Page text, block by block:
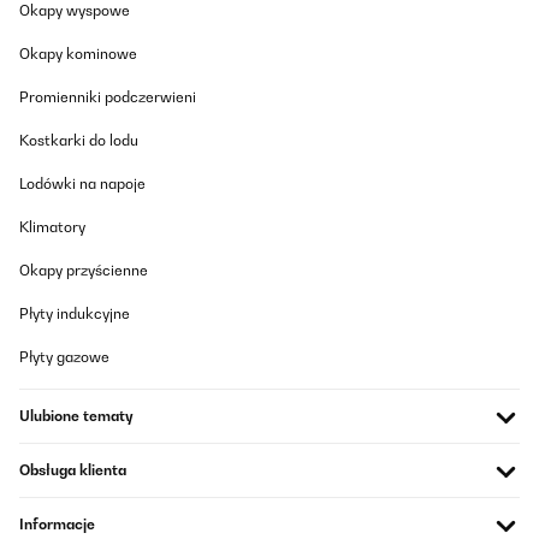
Tłumacz
infrarrojos, no calienta el aire como un calefactor tradicional,
cómodo y no reseca el ambiente.Los 700 W rinden bien, pero es
par de metros. Por eso es ideal colocarlo en la zona superior del
directa. Si lo instalas a tres metros o más, la sensación térmica
disminuye bastante y no calienta tanto la estancia.La
programarlo o ajustar la temperatura desde el móvil. La
ventilador, es totalmente silencioso, perfecto para trabajar, leer
pared no ocupa espacio. La instalación es sencilla y el panel
frontal se limpia fácilmente.En conjunto, un radiador muy
directo y agradable, y la comodidad de controlarlo desde el
Okapy wyspowe
Okapy kominowe
Promienniki podczerwieni
Kostkarki do lodu
Lodówki na napoje
Klimatory
Okapy przyścienne
Płyty indukcyjne
Płyty gazowe
Ulubione tematy
Obsługa klienta
Informacje